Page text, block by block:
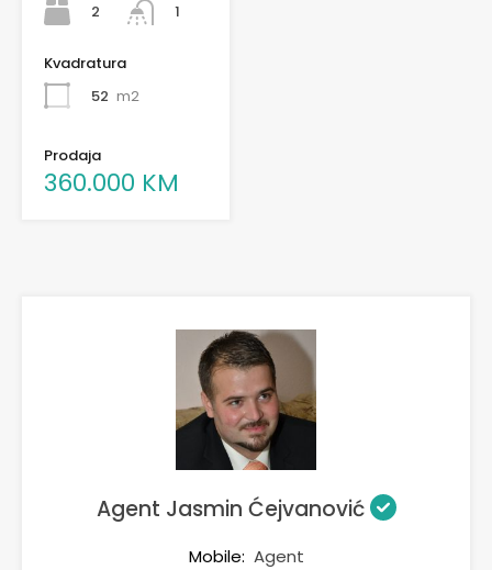
2
1
Kvadratura
52 m2
Prodaja
360.000 KM
Agent Jasmin Ćejvanović
Mobile: Agent